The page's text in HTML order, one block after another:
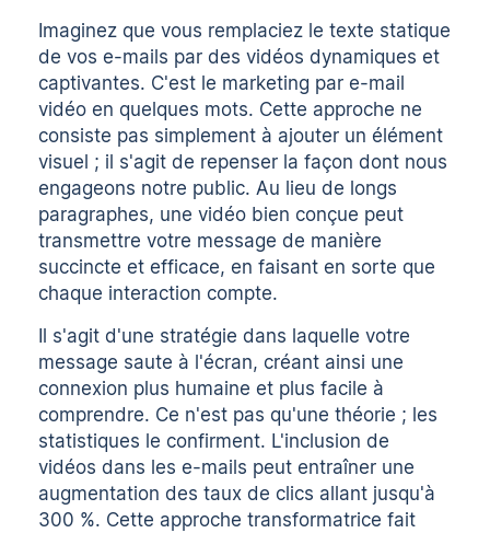
Imaginez que vous remplaciez le texte statique
de vos e-mails par des vidéos dynamiques et
captivantes. C'est le marketing par e-mail
vidéo en quelques mots. Cette approche ne
consiste pas simplement à ajouter un élément
visuel ; il s'agit de repenser la façon dont nous
engageons notre public. Au lieu de longs
paragraphes, une vidéo bien conçue peut
transmettre votre message de manière
succincte et efficace, en faisant en sorte que
chaque interaction compte.
Il s'agit d'une stratégie dans laquelle votre
message saute à l'écran, créant ainsi une
connexion plus humaine et plus facile à
comprendre. Ce n'est pas qu'une théorie ; les
statistiques le confirment. L'inclusion de
vidéos dans les e-mails peut entraîner une
augmentation des taux de clics allant jusqu'à
300 %. Cette approche transformatrice fait